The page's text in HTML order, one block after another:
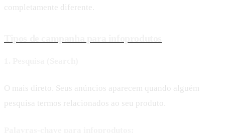
completamente diferente.
O mais direto. Seus anúncios aparecem quando alguém
pesquisa termos relacionados ao seu produto.